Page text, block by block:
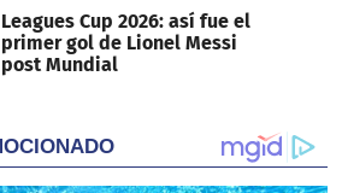
Leagues Cup 2026: así fue el
primer gol de Lionel Messi
post Mundial